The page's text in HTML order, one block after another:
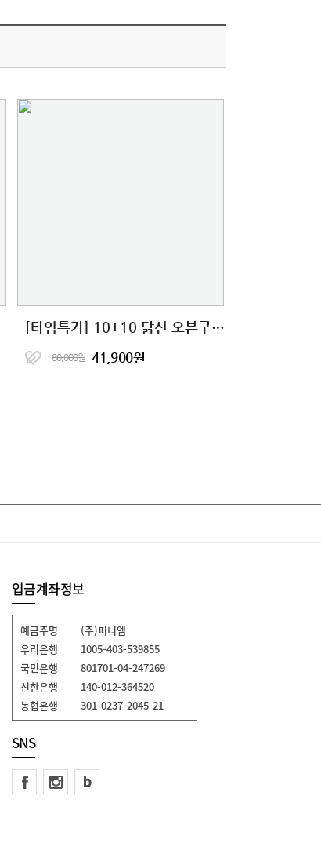
[타임특가] 10+10 닭신 오븐구이 닭안심살&닭가슴살 16종 골라담기
80,000원 41,900원
입금계좌정보
예금주명
(주)퍼니엠
우리은행
1005-403-539855
국민은행
801701-04-247269
신한은행
140-012-364520
농협은행
301-0237-2045-21
SNS